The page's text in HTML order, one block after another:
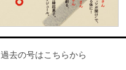
過去の号はこちらから